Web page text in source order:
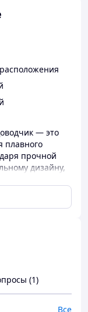
— это
плавного
прочной
дизайну,
открыванием.
доводчик
фурнитура
(1)
Все